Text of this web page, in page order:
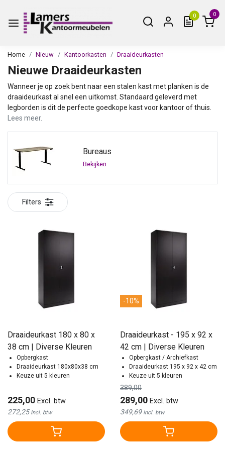
0 0
Home Nieuw Kantoorkasten Draaideurkasten
Nieuwe Draaideurkasten
Wanneer je op zoek bent naar een stalen kast met planken is de
draaideurkast al snel een uitkomst. Standaard geleverd met
legborden is dit de perfecte goedkope kast voor kantoor of thuis.
Lees meer.
Bureaus
Bekijken
Filters
Draaideurkast 180 x 80 x
38 cm | Diverse Kleuren
Opbergkast
Draaideurkast 180x80x38 cm
Keuze uit 5 kleuren
225,00 Excl. btw
272,25Incl. btw
-10%
Draaideurkast - 195 x 92 x
42 cm | Diverse Kleuren
Opbergkast / Archiefkast
Draaideurkast 195 x 92 x 42 cm
Keuze uit 5 kleuren
389,00
289,00 Excl. btw
349,69 Incl. btw